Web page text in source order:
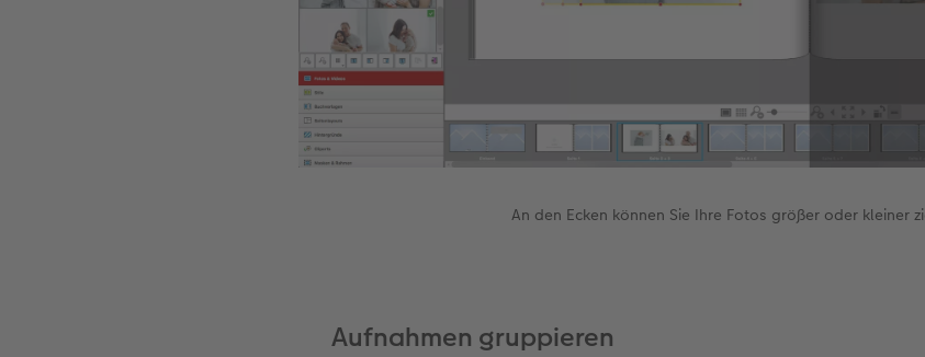
An den Ecken können Sie Ihre Fotos größer oder kleiner
Aufnahmen gruppieren